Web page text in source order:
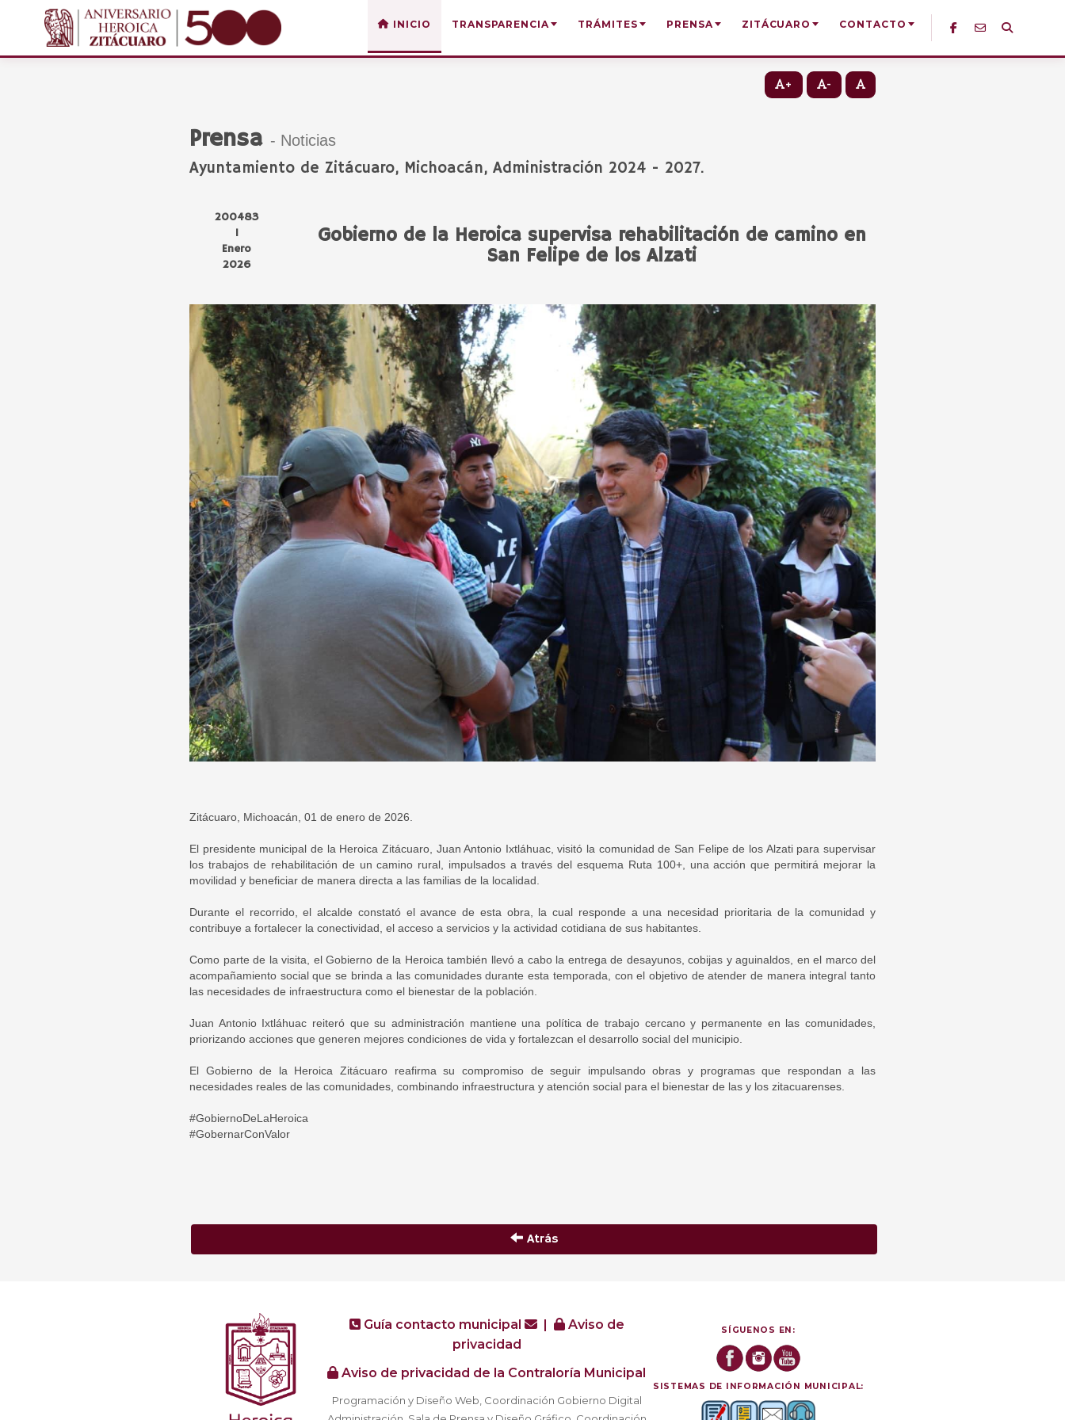
INICIO TRANSPARENCIA TRÁMITES PRENSA ZITÁCUARO CONTACTO
+ -
Prensa - Noticias
Ayuntamiento de Zitácuaro, Michoacán, Administración 2024 - 2027.
200483
1
Enero
2026
Gobierno de la Heroica supervisa rehabilitación de camino en
San Felipe de los Alzati
Zitácuaro, Michoacán, 01 de enero de 2026.
El presidente municipal de la Heroica Zitácuaro, Juan Antonio Ixtláhuac, visitó la comunidad de San Felipe de los Alzati para supervisar
los trabajos de rehabilitación de un camino rural, impulsados a través del esquema Ruta 100+, una acción que permitirá mejorar la
movilidad y beneficiar de manera directa a las familias de la localidad.
Durante el recorrido, el alcalde constató el avance de esta obra, la cual responde a una necesidad prioritaria de la comunidad y
contribuye a fortalecer la conectividad, el acceso a servicios y la actividad cotidiana de sus habitantes.
Como parte de la visita, el Gobierno de la Heroica también llevó a cabo la entrega de desayunos, cobijas y aguinaldos, en el marco del
acompañamiento social que se brinda a las comunidades durante esta temporada, con el objetivo de atender de manera integral tanto
las necesidades de infraestructura como el bienestar de la población.
Juan Antonio Ixtláhuac reiteró que su administración mantiene una política de trabajo cercano y permanente en las comunidades,
priorizando acciones que generen mejores condiciones de vida y fortalezcan el desarrollo social del municipio.
El Gobierno de la Heroica Zitácuaro reafirma su compromiso de seguir impulsando obras y programas que respondan a las
necesidades reales de las comunidades, combinando infraestructura y atención social para el bienestar de las y los zitacuarenses.
#GobiernoDeLaHeroica
#GobernarConValor
Atrás
Guía contacto municipal
Aviso de
privacidad
Aviso de privacidad de la Contraloría Municipal
Programación y Diseño Web, Coordinación Gobierno Digital
SÍGUENOS EN:
SISTEMAS DE INFORMACIÓN MUNICIPAL: